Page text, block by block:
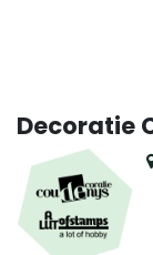
Decoratie